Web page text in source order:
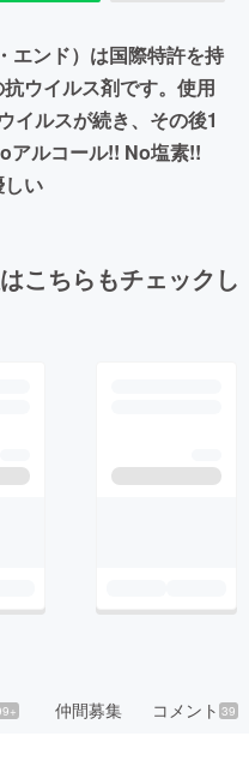
ンド）は国際特許を持
ウイルス剤です。使用
イルスが続き、その後1
アルコール!! No塩素!!
い
こちらもチェックし
仲間募集 コメント39